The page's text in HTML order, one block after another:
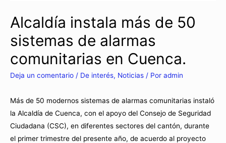
Alcaldía instala más de 50
sistemas de alarmas
comunitarias en Cuenca.
Deja un comentario / De interés, Noticias / Por admin
Más de 50 modernos sistemas de alarmas comunitarias instaló
la Alcaldía de Cuenca, con el apoyo del Consejo de Seguridad
Ciudadana (CSC), en diferentes sectores del cantón, durante
el primer trimestre del presente año, de acuerdo al proyecto